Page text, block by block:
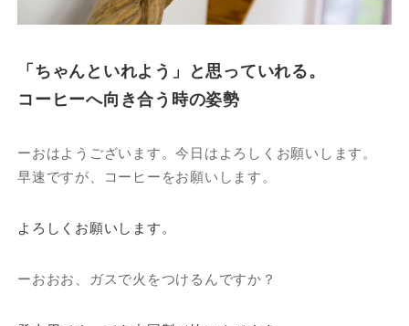
「ちゃんといれよう」と思っていれる。
コーヒーへ向き合う時の姿勢
ーおはようございます。今日はよろしくお願いします。
早速ですが、コーヒーをお願いします。
よろしくお願いします。
ーおおお、ガスで火をつけるんですか？